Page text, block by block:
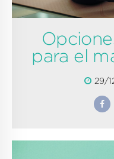
29/
para el